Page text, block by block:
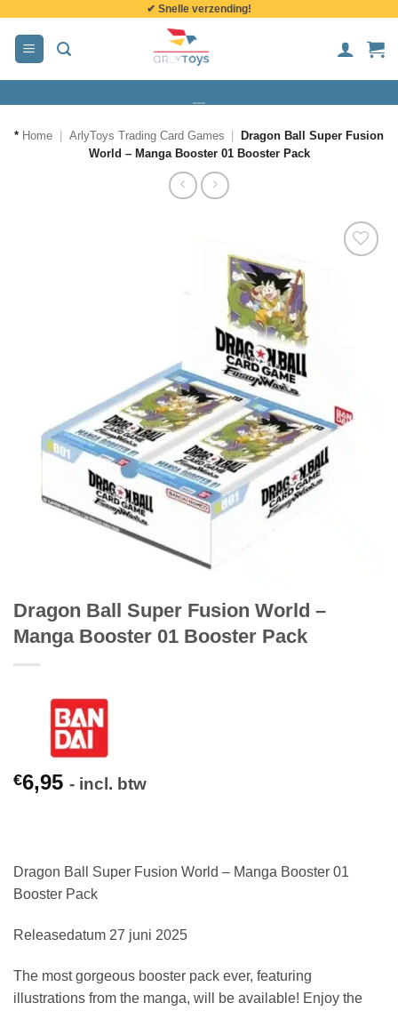
inhoud
✔ Snelle verzending!
* Home ArlyToys Trading Card Games
Dragon Ball Super Fusion
World – Manga Booster 01 Booster Pack
Dragon Ball Super Fusion World –
Manga Booster 01 Booster Pack
€6,95 - incl. btw
Dragon Ball Super Fusion World – Manga Booster 01
Booster Pack
Releasedatum 27 juni 2025
The most gorgeous booster pack ever, featuring
illustrations from the manga, will be available! Enjoy the